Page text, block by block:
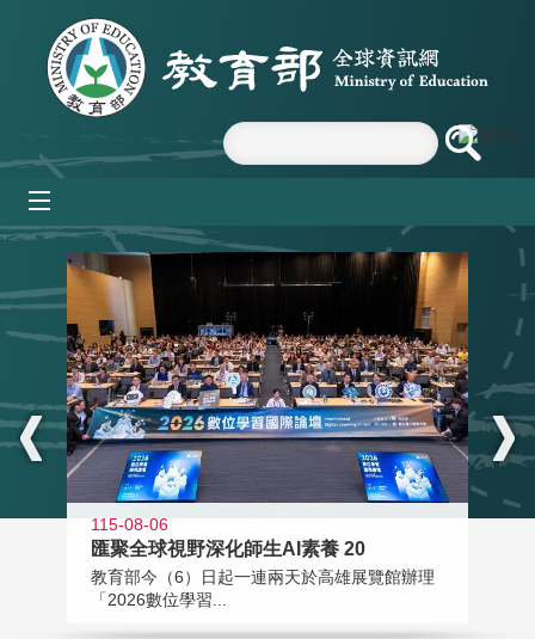
跳到主要內容區塊
:::
115-08-06
匯聚全球視野深化師生AI素養 20
教育部今（6）日起一連兩天於高雄展覽館辦理
「2026數位學習...